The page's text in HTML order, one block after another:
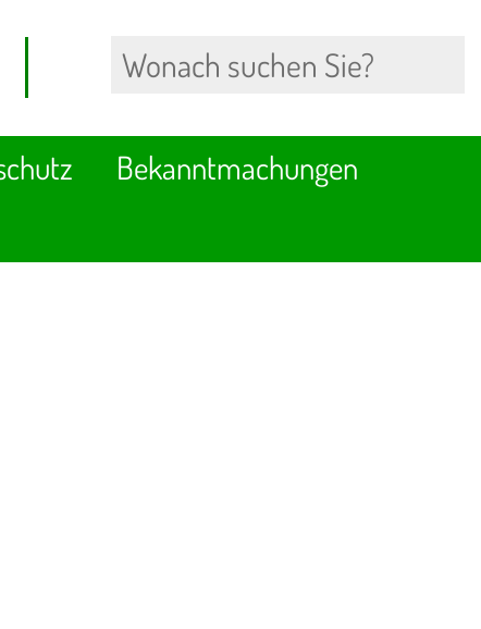
Bekanntmachungen